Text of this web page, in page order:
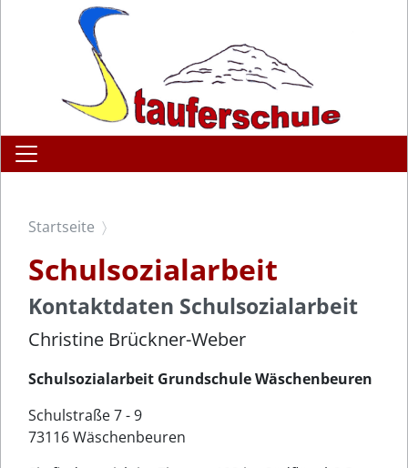
Startseite
Schulsozialarbeit
Kontaktdaten Schulsozialarbeit
Christine Brückner-Weber
Schulsozialarbeit Grundschule Wäschenbeuren
Schulstraße 7 - 9
73116 Wäschenbeuren